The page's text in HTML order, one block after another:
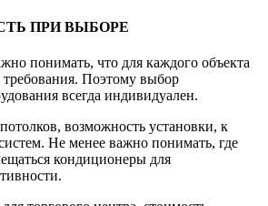
ПРИ ВЫБОРЕ
понимать, что для каждого объекта
Поэтому выбор
всегда индивидуален.
возможность установки, к
Не менее важно понимать, где
кондиционеры для